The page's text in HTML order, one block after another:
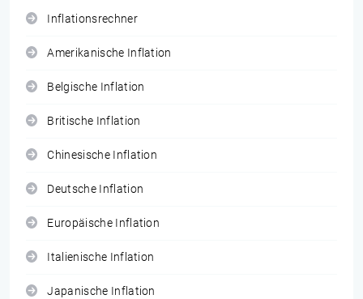
Inflationsrechner
Amerikanische Inflation
Belgische Inflation
Britische Inflation
Chinesische Inflation
Deutsche Inflation
Europäische Inflation
Italienische Inflation
Japanische Inflation